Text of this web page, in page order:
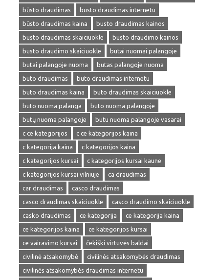
būsto draudimas
busto draudimas internetu
būsto draudimas kaina
busto draudimas kainos
busto draudimas skaiciuokle
busto draudimo kainos
busto draudimo skaiciuokle
butai nuomai palangoje
butai palangoje nuoma
butas palangoje nuoma
buto draudimas
buto draudimas internetu
buto draudimas kaina
buto draudimas skaiciuokle
buto nuoma palanga
buto nuoma palangoje
butų nuoma palangoje
butu nuoma palangoje vasarai
c ce kategorijos
c ce kategorijos kaina
c kategorija kaina
c kategorijos kaina
c kategorijos kursai
c kategorijos kursai kaune
c kategorijos kursai vilniuje
ca draudimas
car draudimas
casco draudimas
casco draudimas skaiciuokle
casco draudimo skaiciuokle
casko draudimas
ce kategorija
ce kategorija kaina
ce kategorijos kaina
ce kategorijos kursai
ce vairavimo kursai
čekiški virtuvės baldai
civilinė atsakomybė
civilinės atsakomybės draudimas
civilinės atsakomybės draudimas internetu